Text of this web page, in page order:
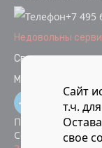
+7 495
Недовольны
Связаться с
Мы в социальных
Политика
Согласие на
Сайт
т.ч.
свое